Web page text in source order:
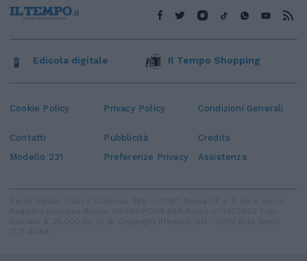
Cookie Policy Privacy Policy Condizioni Generali
Contatti Pubblicità
Credits
Modello 231
Preferenze Privacy Assistenza
Edicola digitale Il Tempo Shopping